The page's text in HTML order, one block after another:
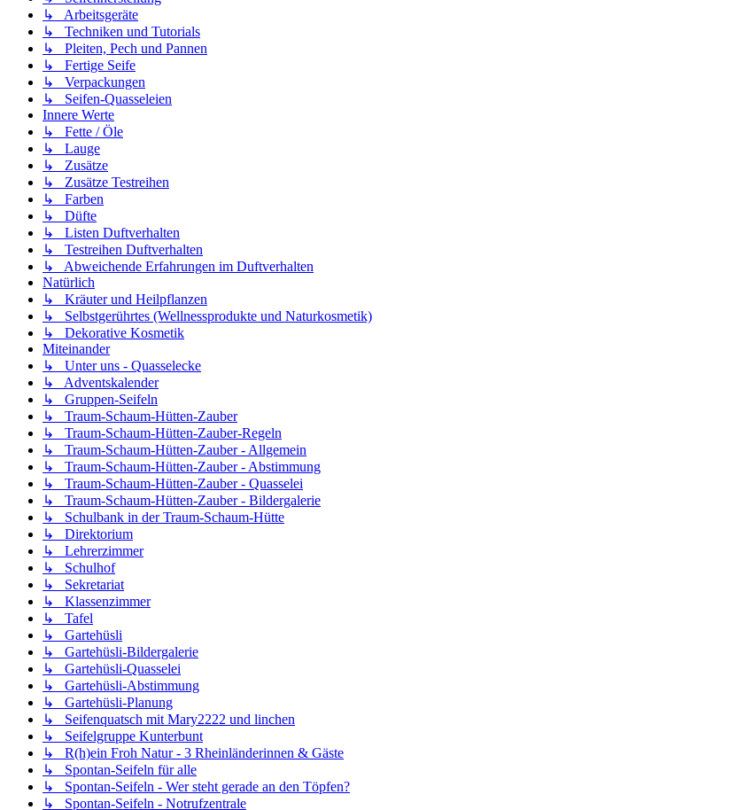
↳ Arbeitsgeräte
↳ Techniken und Tutorials
↳ Pleiten, Pech und Pannen
↳ Fertige Seife
↳ Verpackungen
↳ Seifen-Quasseleien
Innere Werte
↳ Fette / Öle
↳ Lauge
↳ Zusätze
↳ Zusätze Testreihen
↳ Farben
↳ Düfte
↳ Listen Duftverhalten
↳ Testreihen Duftverhalten
↳ Abweichende Erfahrungen im Duftverhalten
Natürlich
↳ Kräuter und Heilpflanzen
↳ Selbstgerührtes (Wellnessprodukte und Naturkosmetik)
↳ Dekorative Kosmetik
Miteinander
↳ Unter uns - Quasselecke
↳ Adventskalender
↳ Gruppen-Seifeln
↳ Traum-Schaum-Hütten-Zauber
↳ Traum-Schaum-Hütten-Zauber-Regeln
↳ Traum-Schaum-Hütten-Zauber - Allgemein
↳ Traum-Schaum-Hütten-Zauber - Abstimmung
↳ Traum-Schaum-Hütten-Zauber - Quasselei
↳ Traum-Schaum-Hütten-Zauber - Bildergalerie
↳ Schulbank in der Traum-Schaum-Hütte
↳ Direktorium
↳ Lehrerzimmer
↳ Schulhof
↳ Sekretariat
↳ Klassenzimmer
↳ Tafel
↳ Gartehüsli
↳ Gartehüsli-Bildergalerie
↳ Gartehüsli-Quasselei
↳ Gartehüsli-Abstimmung
↳ Gartehüsli-Planung
↳ Seifenquatsch mit Mary2222 und linchen
↳ Seifelgruppe Kunterbunt
↳ R(h)ein Froh Natur - 3 Rheinländerinnen & Gäste
↳ Spontan-Seifeln für alle
↳ Spontan-Seifeln - Wer steht gerade an den Töpfen?
↳ Spontan-Seifeln - Notrufzentrale